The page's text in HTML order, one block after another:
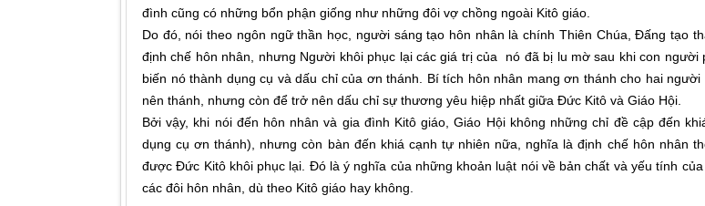
đình cũng có những bổn phận giống như những đôi vợ chồng ngoài Kitô giáo.
Do đó, nói theo ngôn ngữ thần học, người sáng tạo hôn nhân là chính Thiên Chúa, Đấng tạo
định chế hôn nhân, nhưng Người khôi phục lại các giá trị của nó đã bị lu mờ sau khi con người
biến nó thành dụng cụ và dấu chỉ của ơn thánh. Bí tích hôn nhân mang ơn thánh cho hai
nên thánh, nhưng còn để trở nên dấu chỉ sự thương yêu hiệp nhất giữa Đức Kitô và Giáo Hội.
Bởi vậy, khi nói đến hôn nhân và gia đình Kitô giáo, Giáo Hội không những chỉ đề cập đến
dụng cụ ơn thánh), nhưng còn bàn đến khiá cạnh tự nhiên nữa, nghĩa là định chế hôn nhân
được Đức Kitô khôi phục lại. Đó là ý nghĩa của những khoản luật nói về bản chất và yếu tính
các đôi hôn nhân, dù theo Kitô giáo hay không.